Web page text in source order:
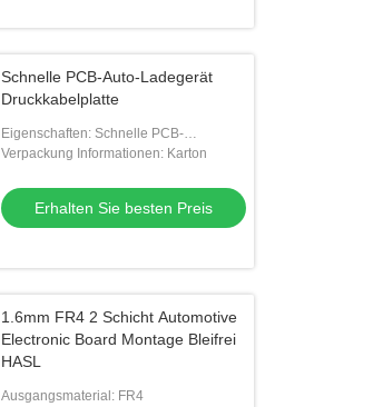
Schnelle PCB-Auto-Ladegerät
Druckkabelplatte
Eigenschaften: Schnelle PCB-
Fabrikation von Proben und
Prototypmontage, Schlüsselmontage
Verpackung Informationen: Karton
Erhalten Sie besten Preis
1.6mm FR4 2 Schicht Automotive
Electronic Board Montage Bleifrei
HASL
Ausgangsmaterial: FR4